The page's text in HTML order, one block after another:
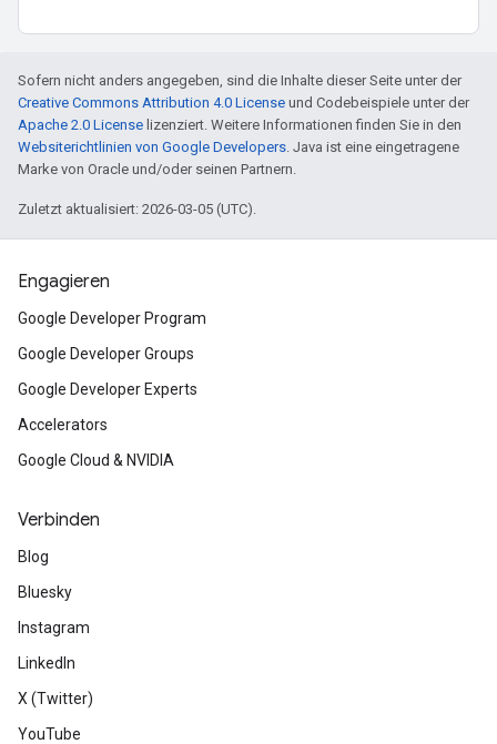
Sofern nicht anders angegeben, sind die Inhalte dieser Seite unter der
Creative Commons Attribution 4.0 License und Codebeispiele unter der
Apache 2.0 License lizenziert. Weitere Informationen finden Sie in den
Websiterichtlinien von Google Developers . Java ist eine eingetragene
Marke von Oracle und/oder seinen Partnern.
Zuletzt aktualisiert: 2026-03-05 (UTC).
Engagieren
Google Developer Program
Google Developer Groups
Google Developer Experts
Accelerators
Google Cloud & NVIDIA
Verbinden
Blog
Bluesky
Instagram
LinkedIn
X (Twitter)
YouTube